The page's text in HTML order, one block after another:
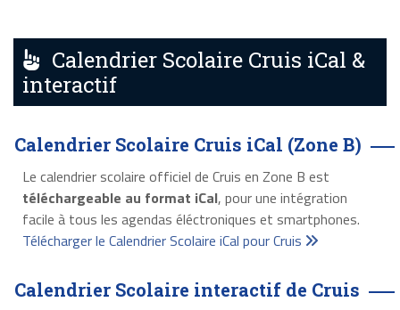
Calendrier Scolaire Cruis iCal &
interactif
Calendrier Scolaire Cruis iCal (Zone B)
Le calendrier scolaire officiel de Cruis en Zone B est
téléchargeable au format iCal, pour une intégration
facile à tous les agendas éléctroniques et smartphones.
Télécharger le Calendrier Scolaire iCal pour Cruis
Calendrier Scolaire interactif de Cruis